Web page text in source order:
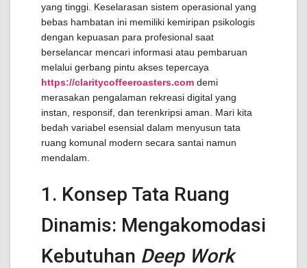
yang tinggi. Keselarasan sistem operasional yang
bebas hambatan ini memiliki kemiripan psikologis
dengan kepuasan para profesional saat
berselancar mencari informasi atau pembaruan
melalui gerbang pintu akses tepercaya
https://claritycoffeeroasters.com demi
merasakan pengalaman rekreasi digital yang
instan, responsif, dan terenkripsi aman. Mari kita
bedah variabel esensial dalam menyusun tata
ruang komunal modern secara santai namun
mendalam.
1. Konsep Tata Ruang
Dinamis: Mengakomodasi
Kebutuhan Deep Work